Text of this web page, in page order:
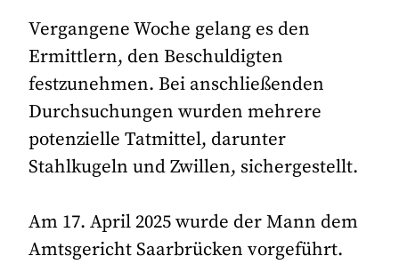
Vergangene Woche gelang es den
Ermittlern, den Beschuldigten
festzunehmen. Bei anschließenden
Durchsuchungen wurden mehrere
potenzielle Tatmittel, darunter
Stahlkugeln und Zwillen, sichergestellt.
Am 17. April 2025 wurde der Mann dem
Amtsgericht Saarbrücken vorgeführt.